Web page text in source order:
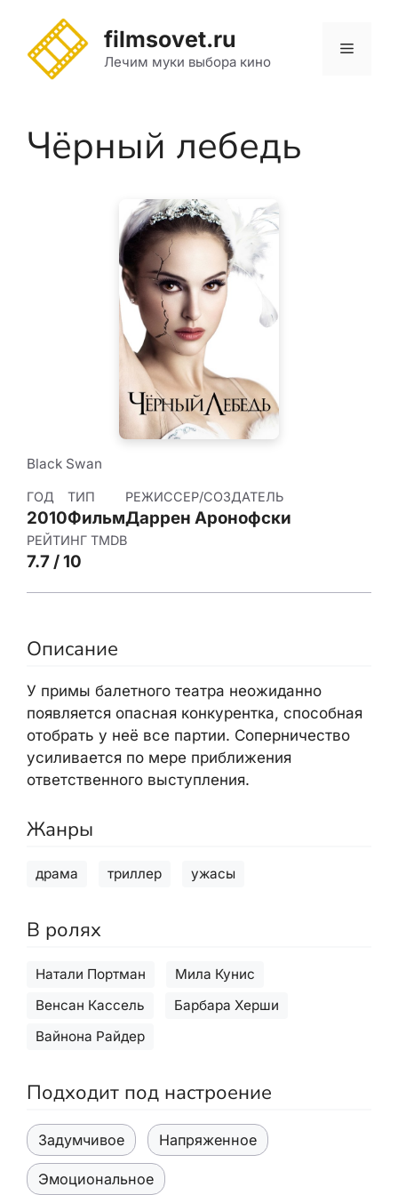
содержимому
filmsovet.ru
Лечим муки выбора кино
Меню
Чёрный лебедь
Black Swan
ГОД
2010
ТИП
Фильм
РЕЖИССЕР/СОЗДАТЕЛЬ
Даррен Аронофски
РЕЙТИНГ TMDB
7.7 / 10
Описание
У примы балетного театра неожиданно
появляется опасная конкурентка, способная
отобрать у неё все партии. Соперничество
усиливается по мере приближения
ответственного выступления.
Жанры
драма триллер ужасы
В ролях
Натали Портман
Мила Кунис
Венсан Кассель
Барбара Херши
Вайнона Райдер
Подходит под настроение
Задумчивое Напряженное
Эмоциональное